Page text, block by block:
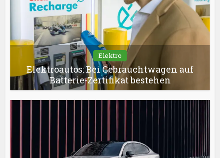
Elektro
Elektroautos: Bei Gebrauchtwagen auf
Batterie-Zertifikat bestehen